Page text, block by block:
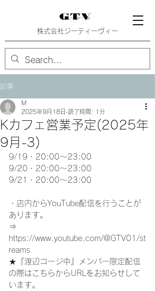
株式会社ジーティーヴィー
記事
Kカフェ営業予定(2025年
9月-3)
M
2025年9月18日 読了時間: 1分
9/19・20:00〜23:00
9/20・20:00〜23:00
9/21・20:00〜23:00
・店内からYouTube配信を行うことが
あります。
⇒
https://www.youtube.com/@GTV01/st
reams
★『渡辺コージ中』メンバー限定配信
の際はこちらからURLをお知らせして
います。